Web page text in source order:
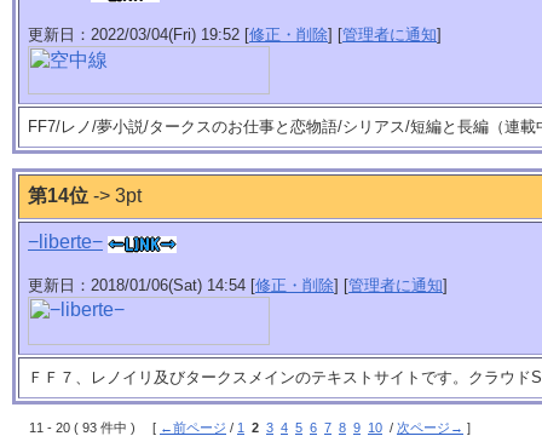
更新日：2022/03/04(Fri) 19:52 [修正・削除] [管理者に通知]
FF7/レノ/夢小説/タークスのお仕事と恋物語/シリアス/短編と長編（連載
第14位 -> 3pt
−liberte−
更新日：2018/01/06(Sat) 14:54 [修正・削除] [管理者に通知]
ＦＦ７、レノイリ及びタークスメインのテキストサイトです。クラウド
11 - 20 ( 93 件中 ) [ ←前ページ / 1 2 3 4 5 6 7 8 9 10 / 次ページ→ ]